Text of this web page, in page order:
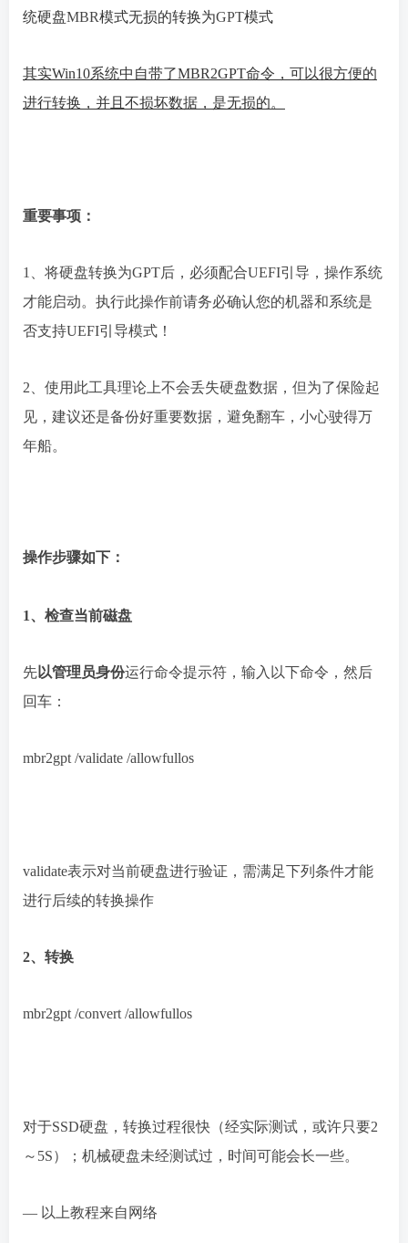
统硬盘MBR模式无损的转换为GPT模式
其实Win10系统中自带了MBR2GPT命令，可以很方便的
进行转换，并且不损坏数据，是无损的。
重要事项：
1、将硬盘转换为GPT后，必须配合UEFI引导，操作系统
才能启动。执行此操作前请务必确认您的机器和系统是
否支持UEFI引导模式！
2、使用此工具理论上不会丢失硬盘数据，但为了保险起
见，建议还是备份好重要数据，避免翻车，小心驶得万
年船。
操作步骤如下：
1、检查当前磁盘
先以管理员身份运行命令提示符，输入以下命令，然后
回车：
mbr2gpt /validate /allowfullos
validate表示对当前硬盘进行验证，需满足下列条件才能
进行后续的转换操作
2、转换
mbr2gpt /convert /allowfullos
对于SSD硬盘，转换过程很快（经实际测试，或许只要2
～5S）；机械硬盘未经测试过，时间可能会长一些。
— 以上教程来自网络